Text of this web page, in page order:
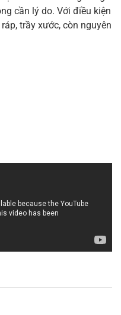
cần lý do. Với điều kiện
trầy xước, còn nguyên